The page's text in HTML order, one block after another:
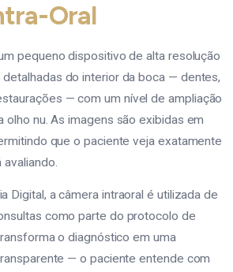
Oral
pequeno dispositivo de alta resolução
do interior da boca — dentes,
— com um nível de ampliação
olho nu. As imagens são exibidas em
que o paciente veja exatamente
Digital, a câmera intraoral é utilizada de
como parte do protocolo de
o diagnóstico em uma
— o paciente entende com